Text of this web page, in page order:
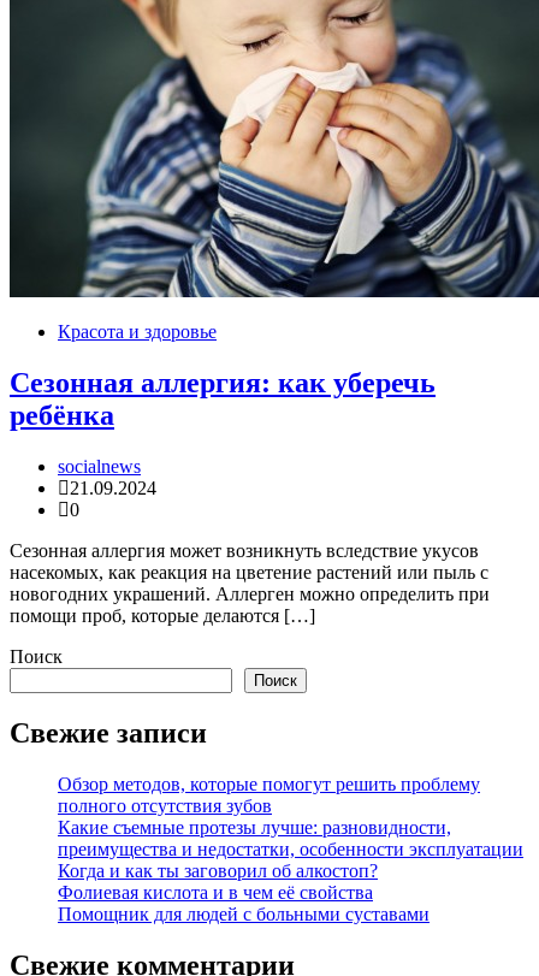
Красота и здоровье
Сезонная аллергия: как уберечь
ребёнка
socialnews
21.09.2024
0
Сезонная аллергия может возникнуть вследствие укусов
насекомых, как реакция на цветение растений или пыль с
новогодних украшений. Аллерген можно определить при
помощи проб, которые делаются […]
Поиск
Поиск
Свежие записи
Обзор методов, которые помогут решить проблему
полного отсутствия зубов
Какие съемные протезы лучше: разновидности,
преимущества и недостатки, особенности эксплуатации
Когда и как ты заговорил об алкостоп?
Фолиевая кислота и в чем её свойства
Помощник для людей с больными суставами
Свежие комментарии